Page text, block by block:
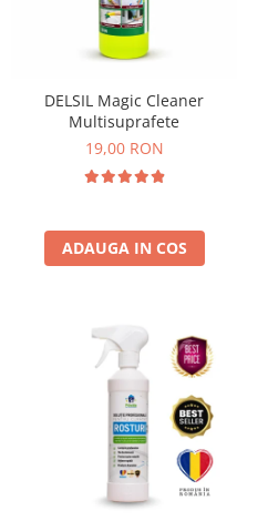
DELSIL Magic Cleaner
Multisuprafete
19,00 RON
ADAUGA IN COS